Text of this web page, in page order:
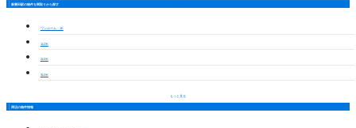
新豊田駅の物件を間取りから探す
ワンルーム・1K
1LDK
2LDK
3LDK
もっと見る
周辺の物件情報